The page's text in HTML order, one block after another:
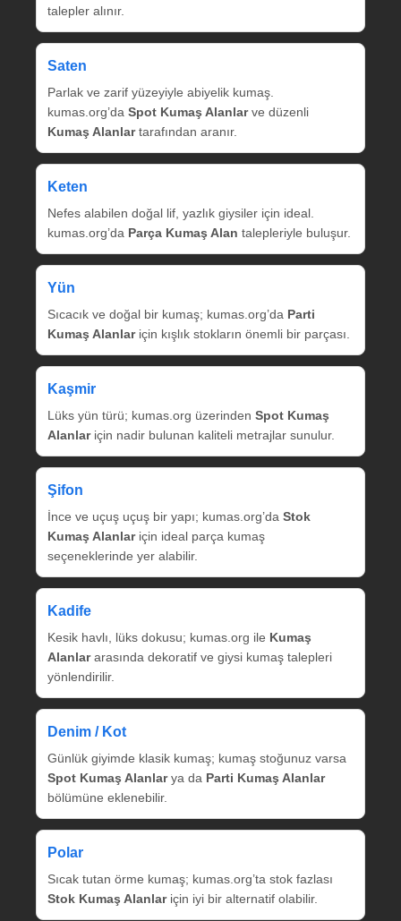
talepler alınır.
Saten
Parlak ve zarif yüzeyiyle abiyelik kumaş.
kumas.org’da Spot Kumaş Alanlarve düzenli
Kumaş Alanlartarafından aranır.
Keten
Nefes alabilen doğal lif, yazlık giysiler için ideal.
kumas.org’da Parça Kumaş Alan talepleriyle buluşur.
Yün
Sıcacık ve doğal bir kumaş; kumas.org’da Parti
Kumaş Alanlariçin kışlık stokların önemli bir parçası.
Kaşmir
Lüks yün türü; kumas.org üzerinden Spot Kumaş
Alanlariçin nadir bulunan kaliteli metrajlar sunulur.
Şifon
İnce ve uçuş uçuş bir yapı; kumas.org’da Stok
Kumaş Alanlariçin ideal parça kumaş
seçeneklerinde yer alabilir.
Kadife
Kesik havlı, lüks dokusu; kumas.org ile Kumaş
Alanlararasında dekoratif ve giysi kumaş talepleri
yönlendirilir.
Denim / Kot
Günlük giyimde klasik kumaş; kumaş stoğunuz varsa
Spot Kumaş Alanlarya da Parti Kumaş Alanlar
bölümüne eklenebilir.
Polar
Sıcak tutan örme kumaş; kumas.org’ta stok fazlası
Stok Kumaş Alanlariçin iyi bir alternatif olabilir.